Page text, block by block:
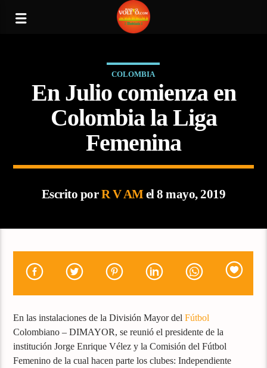
COLOMBIA
En Julio comienza en
Colombia la Liga
Femenina
Escrito porR V AMel 8 mayo, 2019
En las instalaciones de la División Mayor delFútbol
Colombiano – DIMAYOR, se reunió el presidente de la
institución Jorge Enrique Vélez y la Comisión del Fútbol
Femenino de la cual hacen parte los clubes: Independiente